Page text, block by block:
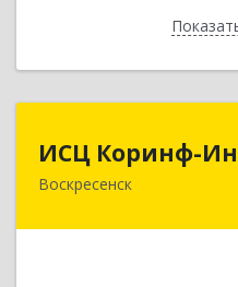
ИСЦ Коринф-
Воскресенск
ИСЦ
140200,